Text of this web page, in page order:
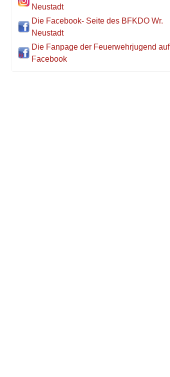
Neustadt
Die Facebook- Seite des BFKDO Wr.
Neustadt
Die Fanpage der Feuerwehrjugend auf
Facebook